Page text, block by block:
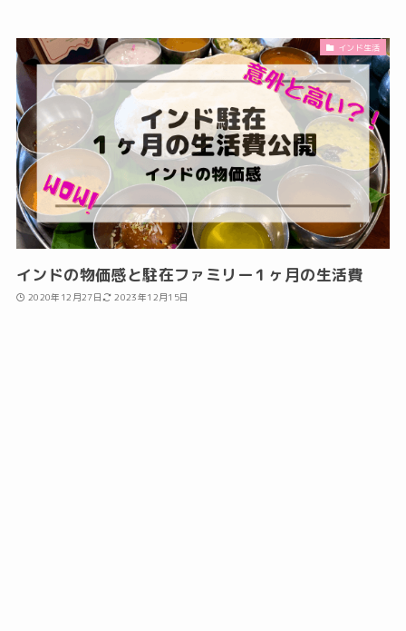
インド生活
インドの物価感と駐在ファミリー１ヶ月の生活費
2020年12月27日 2023年12月15日